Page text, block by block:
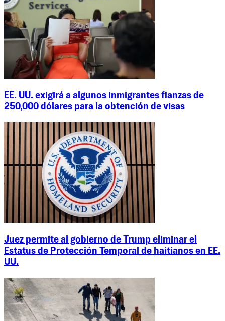
EE. UU. exigirá a algunos inmigrantes fianzas de
250,000 dólares para la obtención de visas
Juez permite al gobierno de Trump eliminar el
Estatus de Protección Temporal de haitianos en EE.
UU.